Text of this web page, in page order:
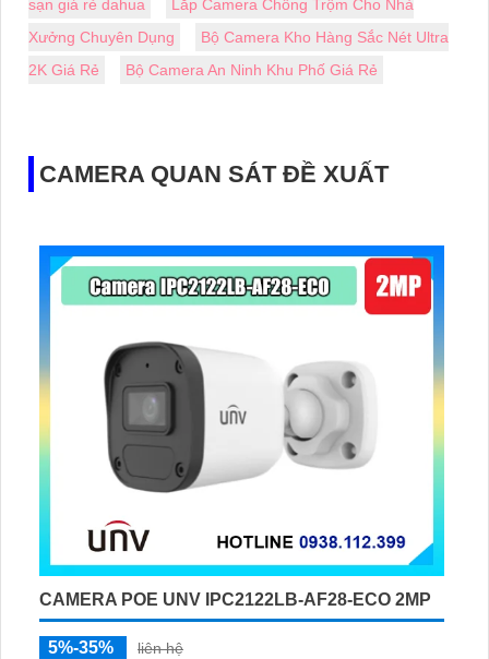
sạn giá rẻ dahua
Lắp Camera Chống Trộm Cho Nhà
Xưởng Chuyên Dụng
Bộ Camera Kho Hàng Sắc Nét Ultra
2K Giá Rẻ
Bộ Camera An Ninh Khu Phố Giá Rẻ
CAMERA QUAN SÁT ĐỀ XUẤT
CAMERA POE UNV IPC2122LB-AF28-ECO 2MP
5%-35%
liên hệ